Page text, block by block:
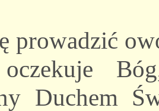
prowadzić
Duchem